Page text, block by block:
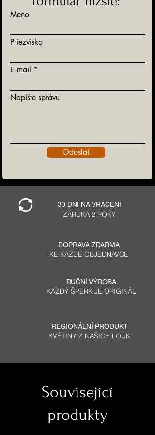
Meno
Priezvisko
E‑mail
Napíšte správu
Odoslať
30 DNÍ NA VRÁCENÍ
ZÁRUKA 2 ROKY
DOPRAVA ZDARMA
KE KAŽDÉ OBJEDNÁVCE
RUČNÍ VÝROBA
KAŽDÝ ŠPERK JE ORIGINÁL
REGIONÁLNÍ PRODUKT
KVĚTINY Z NAŠICH LOUK
Související
produkty